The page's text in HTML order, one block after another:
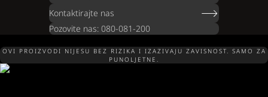
Kontaktirajte nas
Pozovite nas: 080-081-200
OVI PROIZVODI NIJESU BEZ RIZIKA I IZAZIVAJU ZAVISNOST. SAMO ZA
PUNOLJETNE.